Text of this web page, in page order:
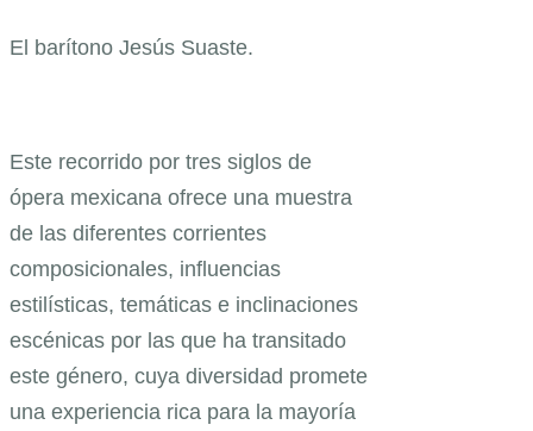
El barítono Jesús Suaste.
Este recorrido por tres siglos de
ópera mexicana ofrece una muestra
de las diferentes corrientes
composicionales, influencias
estilísticas, temáticas e inclinaciones
escénicas por las que ha transitado
este género, cuya diversidad promete
una experiencia rica para la mayoría